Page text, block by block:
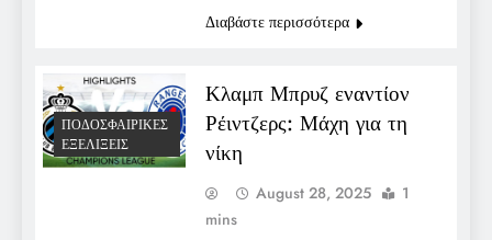
Διαβάστε περισσότερα
ΠΟΔΟΣΦΑΙΡΙΚΈΣ
ΕΞΕΛΊΞΕΙΣ
Κλαμπ Μπρυζ εναντίον
Ρέιντζερς: Μάχη για τη
νίκη
August 28, 2025
1
mins